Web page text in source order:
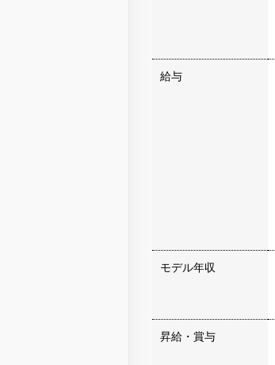
給与
モデル年収
昇給・賞与